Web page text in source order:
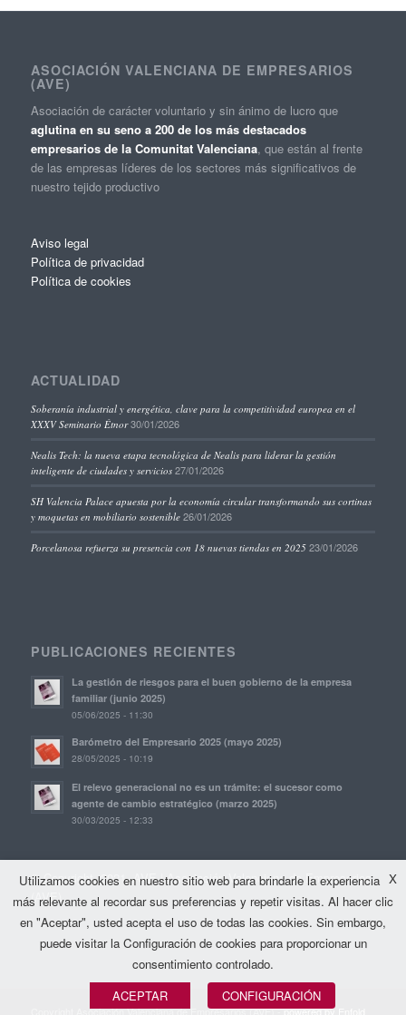
ASOCIACIÓN VALENCIANA DE EMPRESARIOS
(AVE)
Asociación de carácter voluntario y sin ánimo de lucro que
aglutina en su seno a 200 de los más destacados
empresarios de la Comunitat Valenciana, que están al frente
de las empresas líderes de los sectores más significativos de
nuestro tejido productivo
Aviso legal
Política de privacidad
Política de cookies
ACTUALIDAD
Soberanía industrial y energética, clave para la competitividad europea en el
XXXV Seminario Étnor 30/01/2026
Nealis Tech: la nueva etapa tecnológica de Nealis para liderar la gestión
inteligente de ciudades y servicios 27/01/2026
SH Valencia Palace apuesta por la economía circular transformando sus cortinas
y moquetas en mobiliario sostenible 26/01/2026
Porcelanosa refuerza su presencia con 18 nuevas tiendas en 2025 23/01/2026
PUBLICACIONES RECIENTES
La gestión de riesgos para el buen gobierno de la empresa
familiar (junio 2025)
05/06/2025 - 11:30
Barómetro del Empresario 2025 (mayo 2025)
28/05/2025 - 10:19
El relevo generacional no es un trámite: el sucesor como
agente de cambio estratégico (marzo 2025)
30/03/2025 - 12:33
© Copyright, 2021. AVE | Asociación Valenciana de Empresarios
(AVE)
Copyright Asociación Valenciana de Empresarios (AVE) -powered by Enfold
X
Utilizamos cookies en nuestro sitio web para brindarle la experiencia
más relevante al recordar sus preferencias y repetir visitas. Al hacer clic
en "Aceptar", usted acepta el uso de todas las cookies. Sin embargo,
puede visitar la Configuración de cookies para proporcionar un
consentimiento controlado.
ACEPTAR
CONFIGURACIÓN